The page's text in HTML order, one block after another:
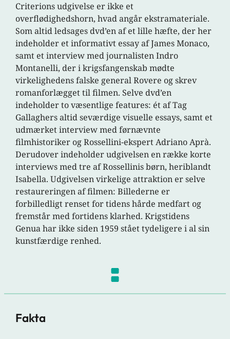
Criterions udgivelse er ikke et
overflødighedshorn, hvad angår ekstramateriale.
Som altid ledsages dvd’en af et lille hæfte, der her
indeholder et informativt essay af James Monaco,
samt et interview med journalisten Indro
Montanelli, der i krigsfangenskab mødte
virkelighedens falske general Rovere og skrev
romanforlægget til filmen. Selve dvd’en
indeholder to væsentlige features: ét af Tag
Gallaghers altid seværdige visuelle essays, samt et
udmærket interview med førnævnte
filmhistoriker og Rossellini-ekspert Adriano Aprà.
Derudover indeholder udgivelsen en række korte
interviews med tre af Rossellinis børn, heriblandt
Isabella. Udgivelsen virkelige attraktion er selve
restaureringen af filmen: Billederne er
forbilledligt renset for tidens hårde medfart og
fremstår med fortidens klarhed. Krigstidens
Genua har ikke siden 1959 stået tydeligere i al sin
kunstfærdige renhed.
Fakta